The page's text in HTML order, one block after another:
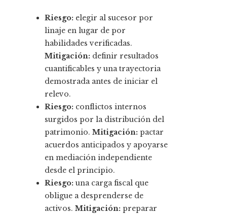
Riesgo: elegir al sucesor por
linaje en lugar de por
habilidades verificadas.
Mitigación: definir resultados
cuantificables y una trayectoria
demostrada antes de iniciar el
relevo.
Riesgo: conflictos internos
surgidos por la distribución del
patrimonio. Mitigación: pactar
acuerdos anticipados y apoyarse
en mediación independiente
desde el principio.
Riesgo: una carga fiscal que
obligue a desprenderse de
activos. Mitigación: preparar